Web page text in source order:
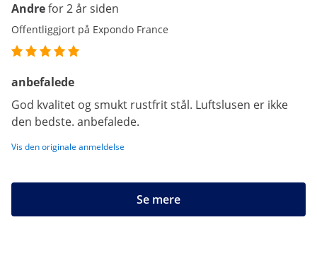
Andrefor 2 år siden
Offentliggjort på Expondo France
anbefalede
God kvalitet og smukt rustfrit stål. Luftslusen er ikke
den bedste. anbefalede.
Vis den originale anmeldelse
Se mere